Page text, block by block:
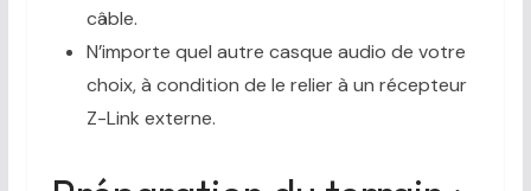
câble.
N’importe quel autre casque audio de votre
choix, à condition de le relier à un récepteur
Z-Link externe.